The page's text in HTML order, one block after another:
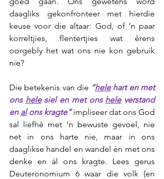
daagliks gekonfronteer met hierdie
keuse voor die altaar: God, of ’n paar
korreltjies, flentertjies wat êrens
oorgebly het wat ons nie kon gebruik
nie?
Die betekenis van die “hele hart en met
ons hele siel en met ons hele verstand
en al ons kragte” impliseer dat ons God
sal liefhê met ‘n bewuste gevoel, nie
net in ons harte nie, maar in ons
daaglikse handel en wandel én met ons
denke en ál ons kragte. Lees gerus
Deuteronomium 6 waar die volk (en